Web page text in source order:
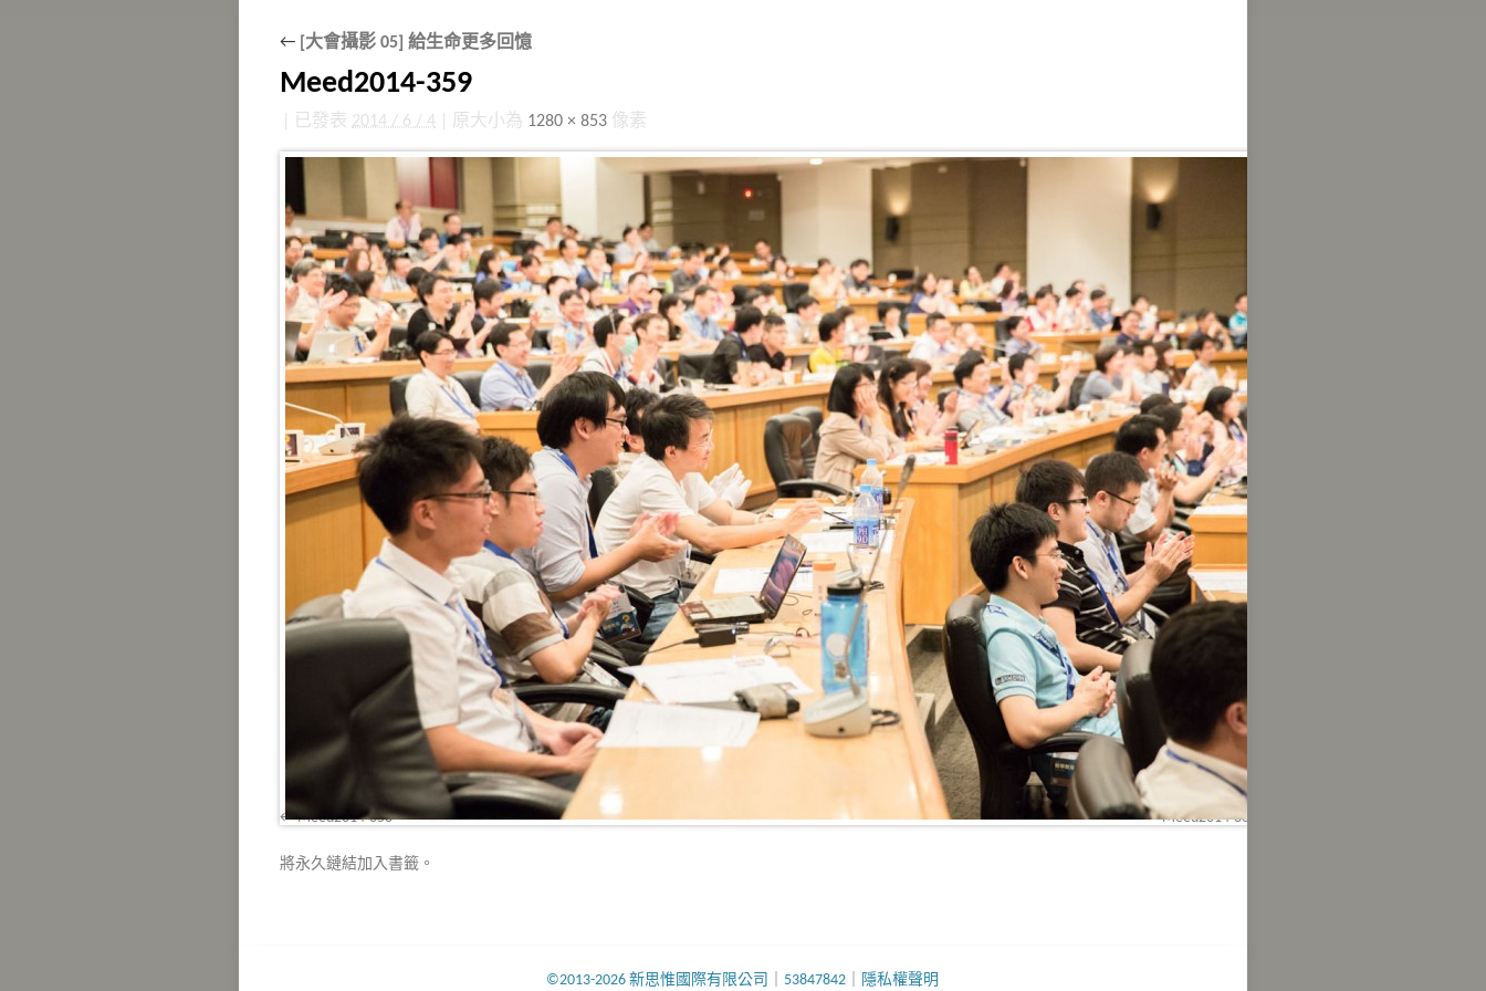
← [大會攝影 05] 給生命更多回憶
Meed2014-359
已發表 2014 / 6 / 4 原大小為 1280 × 853 像素
Meed2014-358 Meed2014-360
將永久鏈結加入書籤。
©2013-2026 新思惟國際有限公司 53847842｜ 隱私權聲明